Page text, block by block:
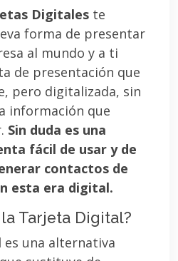
Digitales te
forma de presentar
al mundo y a ti
de presentación que
pero digitalizada, sin
información que
Sin duda es una
fácil de usar y de
contactos de
esta era digital.
Tarjeta Digital?
es una alternativa